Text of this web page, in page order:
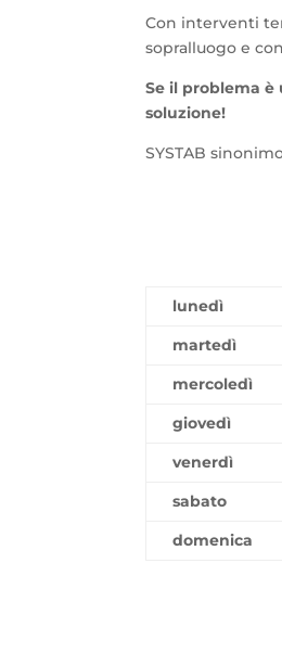
Con interventi
sopralluogo e
Se il problema è
soluzione!
SYSTAB
lunedì
martedì
mercoledì
giovedì
venerdì
sabato
domenica